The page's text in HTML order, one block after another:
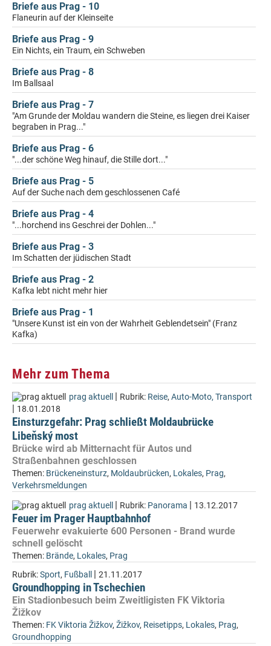
Briefe aus Prag - 10
Flaneurin auf der Kleinseite
Briefe aus Prag - 9
Ein Nichts, ein Traum, ein Schweben
Briefe aus Prag - 8
Im Ballsaal
Briefe aus Prag - 7
"Am Grunde der Moldau wandern die Steine, es liegen drei Kaiser
begraben in Prag..."
Briefe aus Prag - 6
"...der schöne Weg hinauf, die Stille dort..."
Briefe aus Prag - 5
Auf der Suche nach dem geschlossenen Café
Briefe aus Prag - 4
"...horchend ins Geschrei der Dohlen..."
Briefe aus Prag - 3
Im Schatten der jüdischen Stadt
Briefe aus Prag - 2
Kafka lebt nicht mehr hier
Briefe aus Prag - 1
"Unsere Kunst ist ein von der Wahrheit Geblendetsein" (Franz
Kafka)
Mehr zum Thema
prag aktuell | Rubrik: Reise, Auto-Moto, Transport
| 18.01.2018
Einsturzgefahr: Prag schließt Moldaubrücke
Libeňský most
Brücke wird ab Mitternacht für Autos und
Straßenbahnen geschlossen
Themen: Brückeneinsturz, Moldaubrücken, Lokales, Prag,
Verkehrsmeldungen
prag aktuell | Rubrik: Panorama | 13.12.2017
Feuer im Prager Hauptbahnhof
Feuerwehr evakuierte 600 Personen - Brand wurde
schnell gelöscht
Themen: Brände, Lokales, Prag
Rubrik:Sport, Fußball | 21.11.2017
Groundhopping in Tschechien
Ein Stadionbesuch beim Zweitligisten FK Viktoria
Žižkov
Themen: FK Viktoria Žižkov, Žižkov, Reisetipps, Lokales, Prag,
Groundhopping